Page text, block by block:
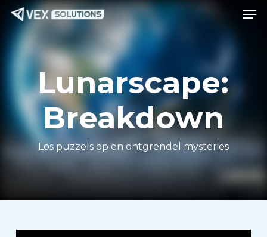
naar
hoofdinhoud
Lunarscape:
Breakdown
Los puzzels op en ontgrendel mysteries
Menu